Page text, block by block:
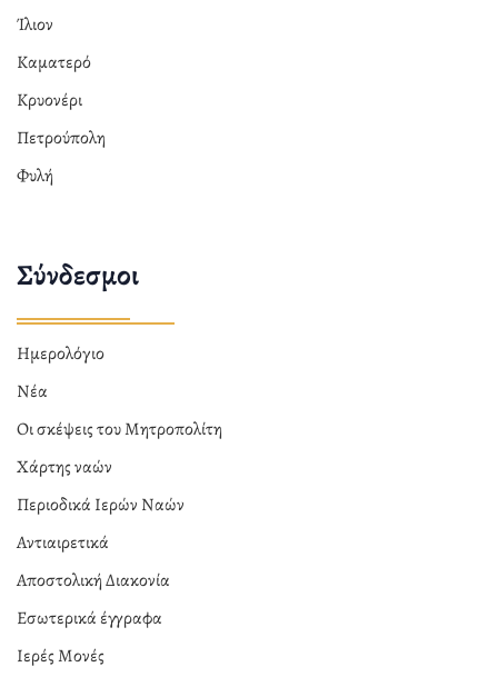
Ίλιον
Καματερό
Κρυονέρι
Πετρούπολη
Φυλή
Σύνδεσμοι
Ημερολόγιο
Νέα
Οι σκέψεις του Μητροπολίτη
Χάρτης ναών
Περιοδικά Ιερών Ναών
Αντιαιρετικά
Αποστολική Διακονία
Εσωτερικά έγγραφα
Ιερές Μονές